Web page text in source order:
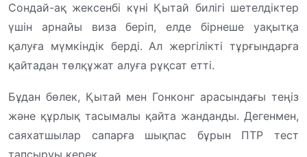
Сондай-ақ жексенбі күні Қытай билігі шетелдіктер
үшін арнайы виза беріп, елде бірнеше уақытқа
қалуға мүмкіндік берді. Ал жергілікті тұрғындарға
қайтадан төлқұжат алуға рұқсат етті.
Бұдан бөлек, Қытай мен Гонконг арасындағы теңіз
және құрлық тасымалы қайта жанданды. Дегенмен,
саяхатшылар сапарға шықпас бұрын ПТР тест